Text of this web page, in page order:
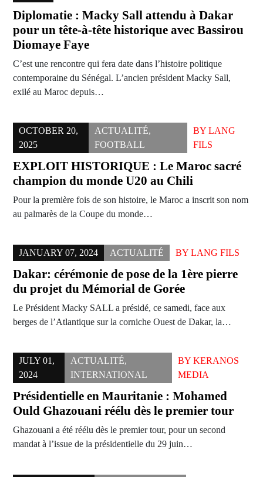
Diplomatie : Macky Sall attendu à Dakar
pour un tête-à-tête historique avec Bassirou
Diomaye Faye
C’est une rencontre qui fera date dans l’histoire politique
contemporaine du Sénégal. L’ancien président Macky Sall,
exilé au Maroc depuis…
OCTOBER 20,
2025
ACTUALITÉ,
FOOTBALL
BYLANG
FILS
EXPLOIT HISTORIQUE : Le Maroc sacré
champion du monde U20 au Chili
Pour la première fois de son histoire, le Maroc a inscrit son nom
au palmarès de la Coupe du monde…
JANUARY 07, 2024 ACTUALITÉ BY LANG FILS
Dakar: cérémonie de pose de la 1ère pierre
du projet du Mémorial de Gorée
Le Président Macky SALL a présidé, ce samedi, face aux
berges de l’Atlantique sur la corniche Ouest de Dakar, la…
JULY 01,
2024
ACTUALITÉ,
INTERNATIONAL
BY KERANOS
MEDIA
Présidentielle en Mauritanie : Mohamed
Ould Ghazouani réélu dès le premier tour
Ghazouani a été réélu dès le premier tour, pour un second
mandat à l’issue de la présidentielle du 29 juin…